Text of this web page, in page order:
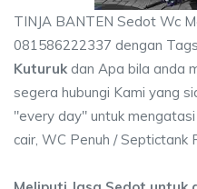
TINJA BANTEN Sedot Wc
081586222337 dengan Tags
Kuturuk dan Apa bila anda
segera hubungi Kami yang
"every day" untuk
cair, WC Penuh / Septictank